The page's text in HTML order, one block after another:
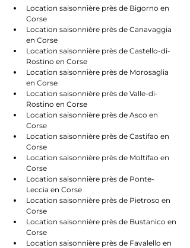
Location saisonnière près de Bigorno en
Corse
Location saisonnière près de Canavaggia
en Corse
Location saisonnière près de Castello-di-
Rostino en Corse
Location saisonnière près de Morosaglia
en Corse
Location saisonnière près de Valle-di-
Rostino en Corse
Location saisonnière près de Asco en
Corse
Location saisonnière près de Castifao en
Corse
Location saisonnière près de Moltifao en
Corse
Location saisonnière près de Ponte-
Leccia en Corse
Location saisonnière près de Pietroso en
Corse
Location saisonnière près de Bustanico en
Corse
Location saisonnière près de Favalello en